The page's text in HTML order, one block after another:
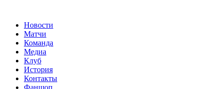
Новости
Матчи
Команда
Медиа
Клуб
История
Контакты
Фаншоп